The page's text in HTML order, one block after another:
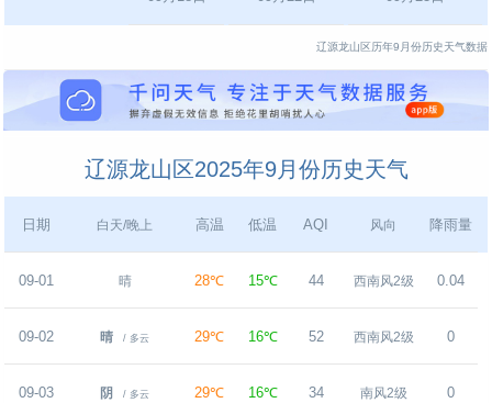
辽源龙山区历年9月份历史天气数据
辽源龙山区2025年9月份历史天气
日期 白天/晚上 高温 低温 AQI 风向 降雨量
09-01 晴 28℃ 15℃ 44 西南风2级 0.04
09-02 晴 / 多云 29℃ 16℃ 52 西南风2级 0
09-03 阴 / 多云 29℃ 16℃ 34 南风2级 0